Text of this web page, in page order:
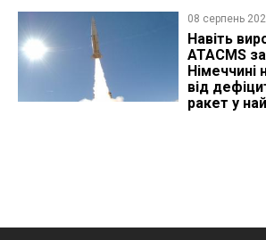
08 серпень
Навіть
ATACMS
від
ракет у